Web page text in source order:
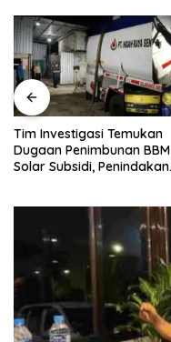
Tim Investigasi Temukan
Dugaan Penimbunan BBM
Solar Subsidi, Penindakan